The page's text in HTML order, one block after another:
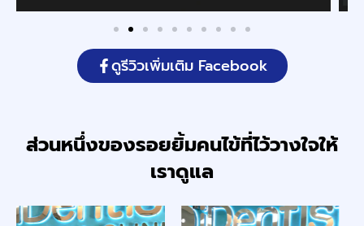
ดูรีวิวเพิ่มเติม Facebook
ส่วนหนึ่งของรอยยิ้มคนไข้ที่ไว้วางใจให้
เราดูแล